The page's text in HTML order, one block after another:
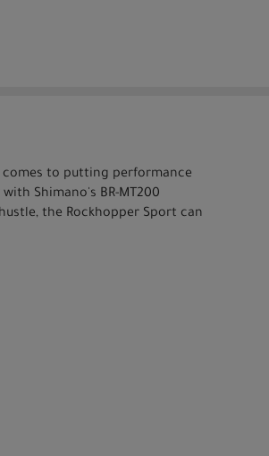
to putting performance
Shimano's BR-MT200
the Rockhopper Sport can